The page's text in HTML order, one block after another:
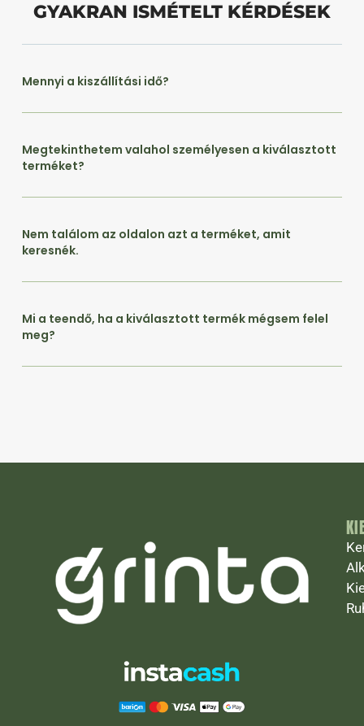
GYAKRAN ISMÉTELT KÉRDÉSEK
Mennyi a kiszállítási idő?
Megtekinthetem valahol személyesen a kiválasztott
terméket?
Nem találom az oldalon azt a terméket, amit
keresnék.
Mi a teendő, ha a kiválasztott termék mégsem felel
meg?